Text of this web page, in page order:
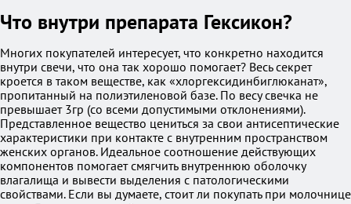
Что внутри препарата Гексикон?
Многих покупателей интересует, что конкретно находится
внутри свечи, что она так хорошо помогает? Весь секрет
кроется в таком веществе, как «хлоргексидинбиглюканат»,
пропитанный на полиэтиленовой базе. По весу свечка не
превышает 3гр (со всеми допустимыми отклонениями).
Представленное вещество цениться за свои антисептические
характеристики при контакте с внутренним пространством
женских органов. Идеальное соотношение действующих
компонентов помогает смягчить внутреннюю оболочку
влагалища и вывести выделения с патологическими
свойствами. Если вы думаете, стоит ли покупать при молочнице